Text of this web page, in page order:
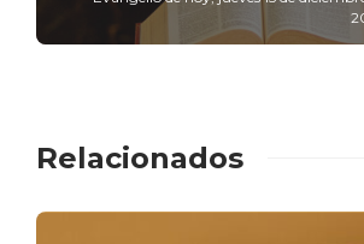
Relacionados